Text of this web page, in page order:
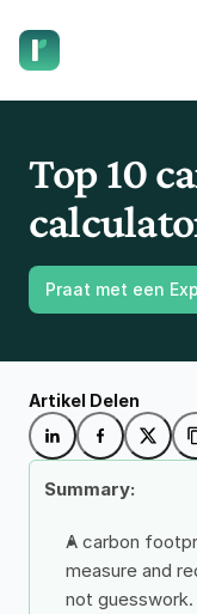
Top 10
Praat met een
Summary:
A carbon
measure and
not
Artikel Delen